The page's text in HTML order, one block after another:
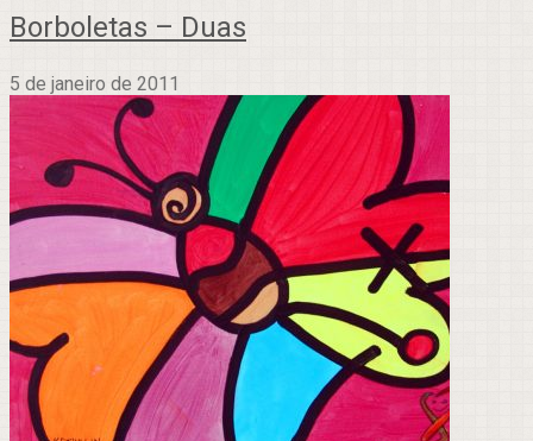
Borboletas – Duas
5 de janeiro de 2011